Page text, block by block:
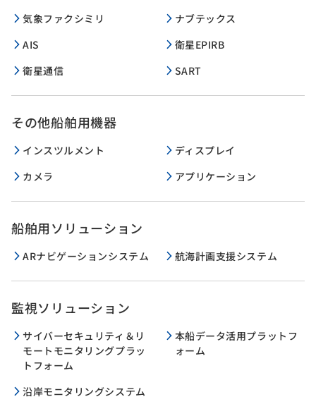
気象ファクシミリ
ナブテックス
AIS
衛星EPIRB
衛星通信
SART
その他船舶用機器
インスツルメント
ディスプレイ
カメラ
アプリケーション
船舶用ソリューション
ARナビゲーションシステム 航海計画支援システム
監視ソリューション
サイバーセキュリティ＆リ
モートモニタリングプラッ
トフォーム
本船データ活用プラットフ
ォーム
沿岸モニタリングシステム